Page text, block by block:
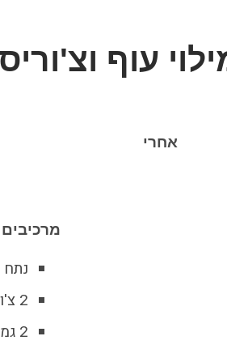
עוף
אחרי
מרכיבים ל-2
נתח
2 צ'וריסו
2 גמבה אדומה